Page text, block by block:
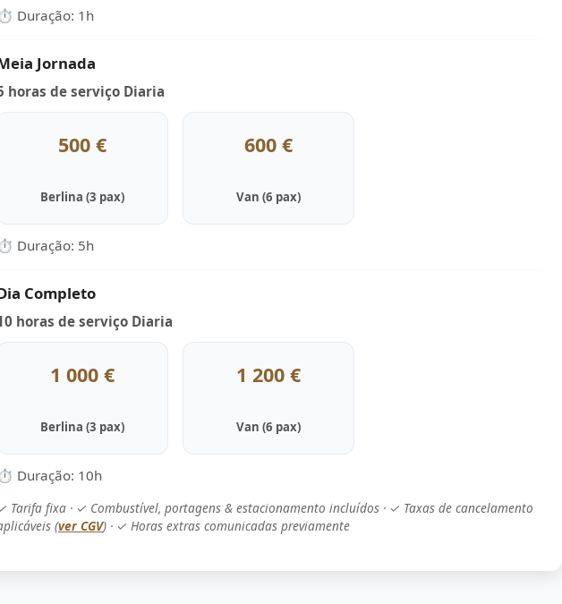
Duração: 1h
Jornada
horas de serviço Diaria
500 €
Berlina (3 pax)
600 €
Van (6 pax)
Duração: 5h
Completo
horas de serviço Diaria
1 000 €
Berlina (3 pax)
1 200 €
Van (6 pax)
Duração: 10h
Tarifa fixa · ✓ Combustível, portagens & estacionamento incluídos · ✓ Taxas de cancelamento
(ver CGV) · ✓ Horas extras comunicadas previamente